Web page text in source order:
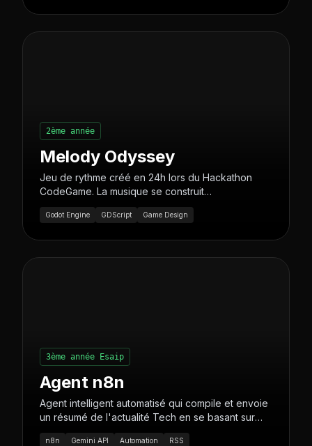
2ème année
Melody Odyssey
Jeu de rythme créé en 24h lors du Hackathon
CodeGame. La musique se construit
dynamiquement au fur et à mesure de la
progression du joueur.
Godot Engine GDScript Game Design
3ème année Esaip
Agent n8n
Agent intelligent automatisé qui compile et envoie
un résumé de l'actualité Tech en se basant sur
Google News.
n8n Gemini API Automation RSS